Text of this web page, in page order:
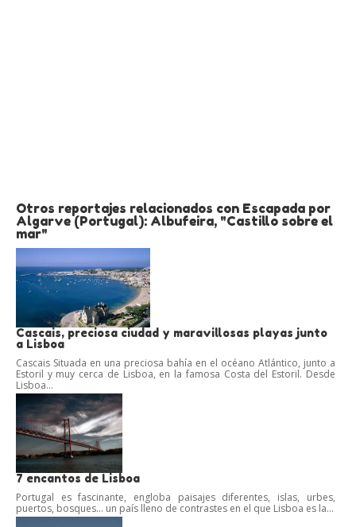
Otros reportajes relacionados con Escapada por
Algarve (Portugal): Albufeira, "Castillo sobre el
mar"
Cascais, preciosa ciudad y maravillosas playas junto
a Lisboa
Cascais Situada en una preciosa bahía en el océano Atlántico, junto a
Estoril y muy cerca de Lisboa, en la famosa Costa del Estoril. Desde
Lisboa...
7 encantos de Lisboa
Portugal es fascinante, engloba paisajes diferentes, islas, urbes,
puertos, bosques… un país lleno de contrastes en el que Lisboa es la...